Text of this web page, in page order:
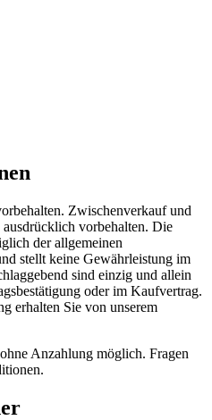
Zwischenverkauf und
vorbehalten. Die
der allgemeinen
stellt keine Gewährleistung im
sind einzig und allein
oder im Kaufvertrag.
erhalten Sie von unserem
Anzahlung möglich. Fragen